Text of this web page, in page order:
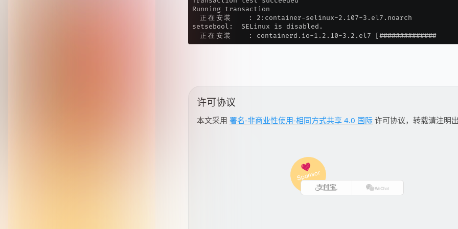
许可协议
本文采用 署名-非商业性使用-相同方式共享 4.0 国际 许可协议，转载请注明